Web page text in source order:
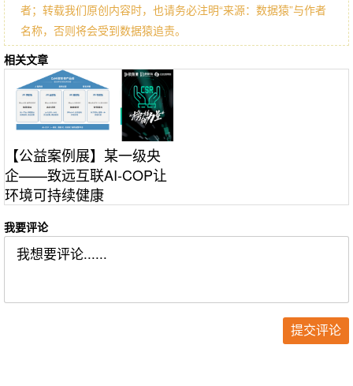
者；转载我们原创内容时，也请务必注明“来源：数据猿”与作者
名称，否则将会受到数据猿追责。
相关文章
【公益案例展】某一级央
企——致远互联AI-COP让
环境可持续健康
我要评论